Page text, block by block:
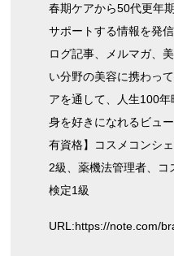
春期ケアから50代更年
サポートする情報を発
ログ記事、メルマガ、
い分野の美容に携わっ
アを通して、人生100
身を好きになれるビュ
有資格】コスメコンシ
2級、薬機法管理者、
検定1級
URL:https://note.com/